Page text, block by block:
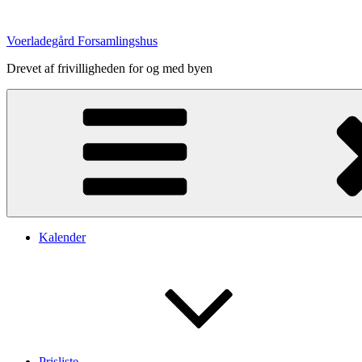
indhold
Voerladegård Forsamlingshus
Drevet af frivilligheden for og med byen
Kalender